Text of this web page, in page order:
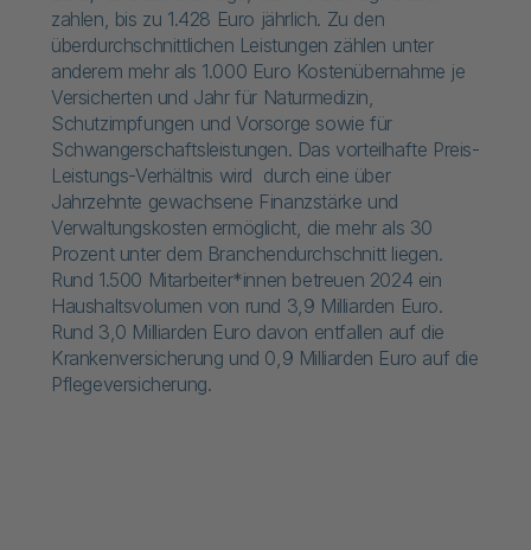
zahlen, bis zu 1.428 Euro jährlich. Zu den
überdurchschnittlichen Leistungen zählen unter
anderem mehr als 1.000 Euro Kostenübernahme je
Versicherten und Jahr für Naturmedizin,
Schutzimpfungen und Vorsorge sowie für
Schwangerschaftsleistungen. Das vorteilhafte Preis-
Leistungs-Verhältnis wird durch eine über
Jahrzehnte gewachsene Finanzstärke und
Verwaltungskosten ermöglicht, die mehr als 30
Prozent unter dem Branchendurchschnitt liegen.
Rund 1.500 Mitarbeiter*innen betreuen 2024 ein
Haushaltsvolumen von rund 3,9 Milliarden Euro.
Rund 3,0 Milliarden Euro davon entfallen auf die
Krankenversicherung und 0,9 Milliarden Euro auf die
Pflegeversicherung.